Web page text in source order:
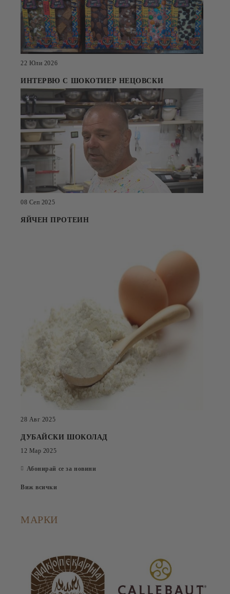
22 Юли 2026
ИНТЕРВЮ С ШОКОТИЕР НЕЦОВСКИ
08 Сеп 2025
ЯЙЧЕН ПРОТЕИН
28 Авг 2025
ДУБАЙСКИ ШОКОЛАД
12 Мар 2025
Абонирай се за новини
Виж всички
МАРКИ